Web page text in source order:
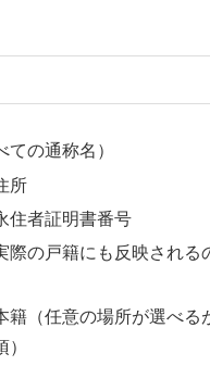
ての通称名）
所
住者証明書番号
際の戸籍にも反映される
籍（任意の場所が選べる